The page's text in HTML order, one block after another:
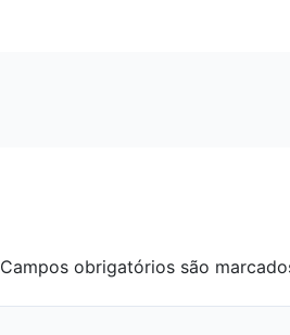
Campos obrigatórios são